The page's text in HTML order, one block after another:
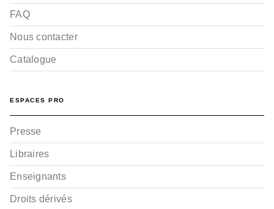
FAQ
Nous contacter
Catalogue
ESPACES PRO
Presse
Libraires
Enseignants
Droits dérivés